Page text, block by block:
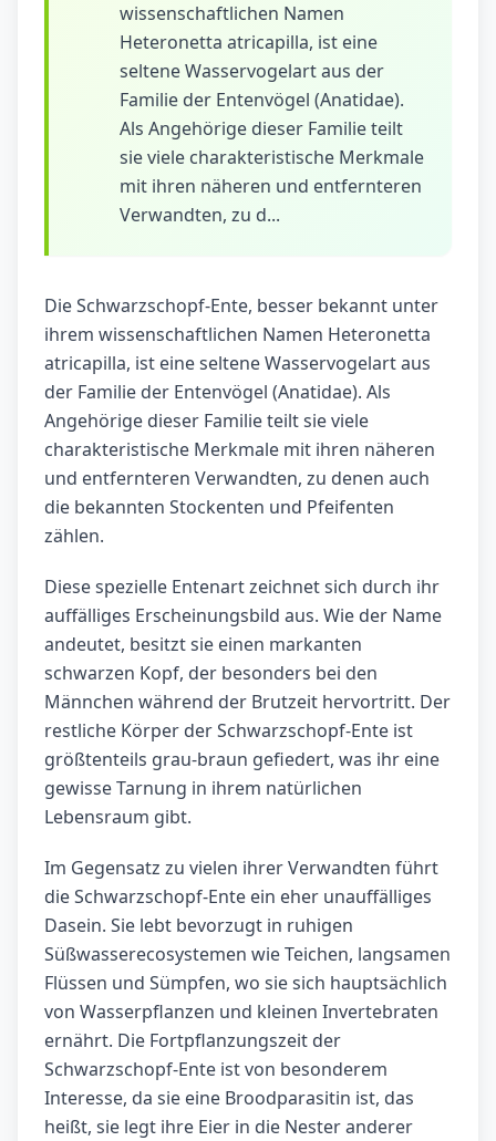
wissenschaftlichen Namen
Heteronetta atricapilla, ist eine
seltene Wasservogelart aus der
Familie der Entenvögel (Anatidae).
Als Angehörige dieser Familie teilt
sie viele charakteristische Merkmale
mit ihren näheren und entfernteren
Verwandten, zu d...
Die Schwarzschopf-Ente, besser bekannt unter
ihrem wissenschaftlichen Namen Heteronetta
atricapilla, ist eine seltene Wasservogelart aus
der Familie der Entenvögel (Anatidae). Als
Angehörige dieser Familie teilt sie viele
charakteristische Merkmale mit ihren näheren
und entfernteren Verwandten, zu denen auch
die bekannten Stockenten und Pfeifenten
zählen.
Diese spezielle Entenart zeichnet sich durch ihr
auffälliges Erscheinungsbild aus. Wie der Name
andeutet, besitzt sie einen markanten
schwarzen Kopf, der besonders bei den
Männchen während der Brutzeit hervortritt. Der
restliche Körper der Schwarzschopf-Ente ist
größtenteils grau-braun gefiedert, was ihr eine
gewisse Tarnung in ihrem natürlichen
Lebensraum gibt.
Im Gegensatz zu vielen ihrer Verwandten führt
die Schwarzschopf-Ente ein eher unauffälliges
Dasein. Sie lebt bevorzugt in ruhigen
Süßwasserecosystemen wie Teichen, langsamen
Flüssen und Sümpfen, wo sie sich hauptsächlich
von Wasserpflanzen und kleinen Invertebraten
ernährt. Die Fortpflanzungszeit der
Schwarzschopf-Ente ist von besonderem
Interesse, da sie eine Broodparasitin ist, das
heißt, sie legt ihre Eier in die Nester anderer